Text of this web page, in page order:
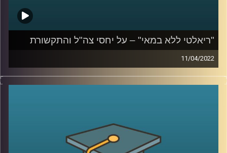
"ריאלטי ללא במאי" – על יחסי צה"ל והתקשורת
11/04/2022
בסוף השבוע שעבר נרצחו שלושה בני אדם בפיגוע ברחוב
דיזינגוף בתל אביב. המחבל נמלט והמרדף אחריו ברחובות תל
הצבא והחברה בישראל ואת יחסי הצבא התקשורת. בפרק זה
שוחחנו על סיקור האירוע שהיה השבוע בתל אביב ועל יחסי
הצבא והתקשורת בישראל בכלל.